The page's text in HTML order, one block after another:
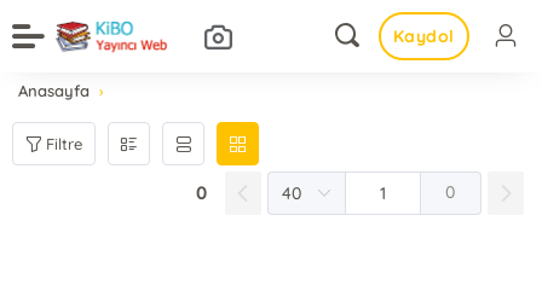
Kaydol
Anasayfa
Filtre
0 0